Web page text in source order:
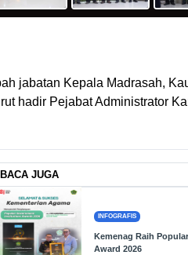
jabatan Kepala Madrasah,
hadir Pejabat Administrator
BACA JUGA
INFOGRAFIS
Kemenag Raih
Award 2026